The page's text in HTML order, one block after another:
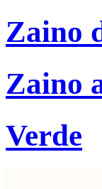
Zaino
Zaino
Verde